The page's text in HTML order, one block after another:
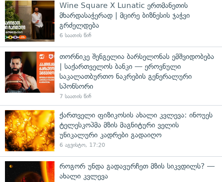
Wine Square X Lunatic ერთმანეთის
მხარდასაჭერად | მცირე ბიზნესის ჯაჭვი
გრძელდება
6 საათის წინ
თორნიკე შენგელია ბარსელონას ემშვიდობება
| საქართველოს ბანკი — ეროვნული
საკალათბურთო ნაკრების გენერალური
სპონსორი
7 საათის წინ
ქართველი ფიზიკოსის ახალი კვლევა: ინოუეს
ტელესკოპმა მზის მაგნიტური ველის
უნიკალური კადრები გადაიღო
6 აგვისტო, 17:20
როგორ უნდა გადავურჩეთ მზის სიკვდილს? —
ახალი კვლევა